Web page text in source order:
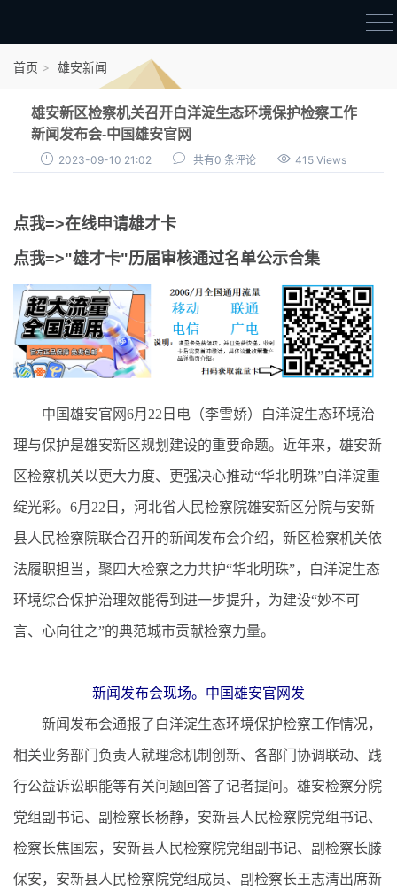
点我申领雄才卡
审核通过公示
首页 雄安新闻
雄安新区检察机关召开白洋淀生态环境保护检察工作
新闻发布会-中国雄安官网
2023-09-10 21:02 共有0 条评论 415 Views
点我=>在线申请雄才卡
点我=>"雄才卡"历届审核通过名单公示合集
中国雄安官网6月22日电（李雪娇）白洋淀生态环境治
理与保护是雄安新区规划建设的重要命题。近年来，雄安新
区检察机关以更大力度、更强决心推动“华北明珠”白洋淀重
绽光彩。6月22日，河北省人民检察院雄安新区分院与安新
县人民检察院联合召开的新闻发布会介绍，新区检察机关依
法履职担当，聚四大检察之力共护“华北明珠”，白洋淀生态
环境综合保护治理效能得到进一步提升，为建设“妙不可
言、心向往之”的典范城市贡献检察力量。
新闻发布会现场。中国雄安官网发
新闻发布会通报了白洋淀生态环境保护检察工作情况，
相关业务部门负责人就理念机制创新、各部门协调联动、践
行公益诉讼职能等有关问题回答了记者提问。雄安检察分院
党组副书记、副检察长杨静，安新县人民检察院党组书记、
检察长焦国宏，安新县人民检察院党组副书记、副检察长滕
保安，安新县人民检察院党组成员、副检察长王志清出席新